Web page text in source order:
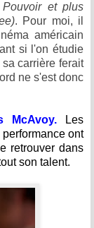
et plus
. Pour moi, il
américain
si l'on étudie
carrière ferait
ne s'est donc
McAvoy.
Les
ont
retrouver dans
son talent.